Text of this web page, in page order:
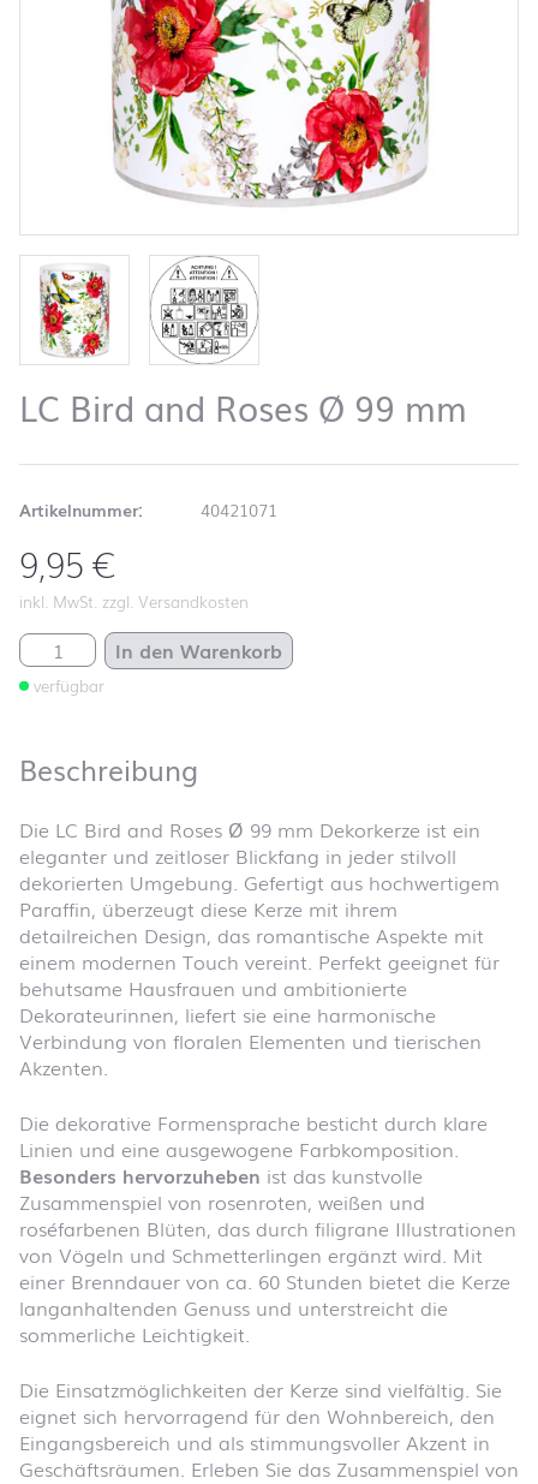
LC Bird and Roses Ø 99 mm
Artikelnummer: 40421071
9,95€
inkl. MwSt. zzgl. Versandkosten
LC Bird and Roses Ø 99 mm Menge
verfügbar
In den Warenkorb
Beschreibung
Die LC Bird and Roses Ø 99 mm Dekorkerze ist ein
eleganter und zeitloser Blickfang in jeder stilvoll
dekorierten Umgebung. Gefertigt aus hochwertigem
Paraffin, überzeugt diese Kerze mit ihrem
detailreichen Design, das romantische Aspekte mit
einem modernen Touch vereint. Perfekt geeignet für
behutsame Hausfrauen und ambitionierte
Dekorateurinnen, liefert sie eine harmonische
Verbindung von floralen Elementen und tierischen
Akzenten.
Die dekorative Formensprache besticht durch klare
Linien und eine ausgewogene Farbkomposition.
Besonders hervorzuheben ist das kunstvolle
Zusammenspiel von rosenroten, weißen und
roséfarbenen Blüten, das durch filigrane Illustrationen
von Vögeln und Schmetterlingen ergänzt wird. Mit
einer Brenndauer von ca. 60 Stunden bietet die Kerze
langanhaltenden Genuss und unterstreicht die
sommerliche Leichtigkeit.
Die Einsatzmöglichkeiten der Kerze sind vielfältig. Sie
eignet sich hervorragend für den Wohnbereich, den
Eingangsbereich und als stimmungsvoller Akzent in
Geschäftsräumen. Erleben Sie das Zusammenspiel von